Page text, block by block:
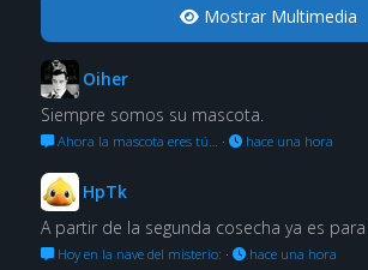
Mostrar Multimedia
Oiher
Siempre somos su mascota.
Ahora la mascota eres tú… · hace una hora
HpTk
A partir de la segunda cosecha ya es
Hoy en la nave del misterio: · hace una hora